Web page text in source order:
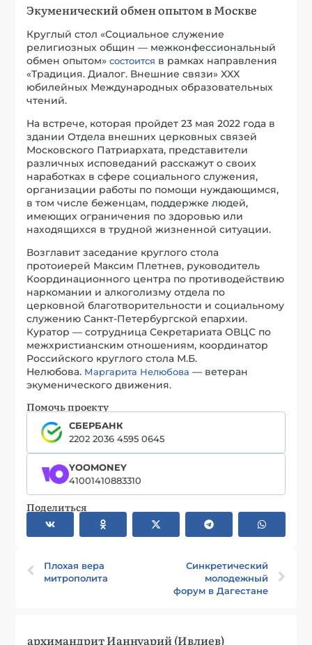
Экуменический обмен опытом в Москве
Круглый стол «Социальное служение
религиозных общин — межконфессиональный
обмен опытом»состоится в рамках направления
«Традиция. Диалог. Внешние связи» XXX
юбилейных Международных образовательных
чтений.
На встрече, которая пройдет 23 мая 2022 года в
здании Отдела внешних церковных связей
Московского Патриархата, представители
различных исповеданий расскажут о своих
наработках в сфере социального служения,
организации работы по помощи нуждающимся,
в том числе беженцам, поддержке людей,
имеющих ограничения по здоровью или
находящихся в трудной жизненной ситуации.
Возглавит заседание круглого стола
протоиерей Максим Плетнев, руководитель
Координационного центра по противодействию
наркомании и алкоголизму отдела по
церковной благотворительности и социальному
служению Санкт-Петербургской епархии.
Куратор — сотрудница Секретариата ОВЦС по
межхристианским отношениям, координатор
Российского круглого стола М.Б.
Нелюбова. Маргарита Нелюбова — ветеран
экуменического движения.
Помочь проекту
СБЕРБАНК
2202 2036 4595 0645
YOOMONEY
41001410883310
Поделиться
Плохая вера
митрополита
Синкретический
молодежный
форум в Дагестане
архимандрит Ианнуарий (Ивлиев)